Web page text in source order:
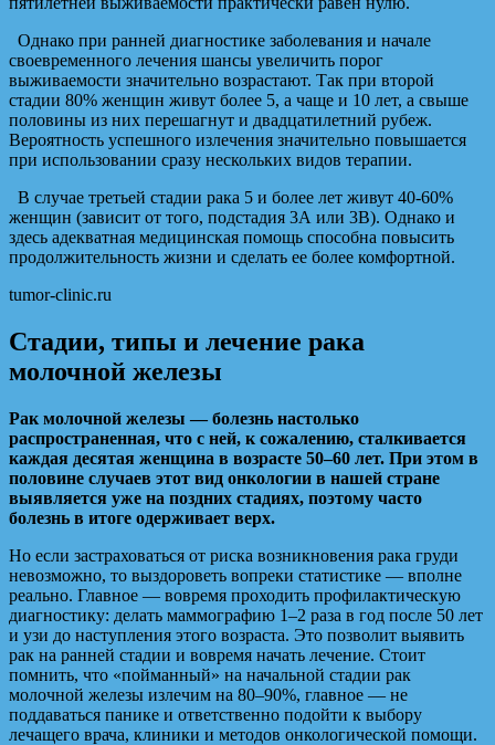
Однако при ранней диагностике заболевания и начале
своевременного лечения шансы увеличить порог
выживаемости значительно возрастают. Так при второй
стадии 80% женщин живут более 5, а чаще и 10 лет, а свыше
половины из них перешагнут и двадцатилетний рубеж.
Вероятность успешного излечения значительно повышается
при использовании сразу нескольких видов терапии.
В случае третьей стадии рака 5 и более лет живут 40-60%
женщин (зависит от того, подстадия 3А или 3В). Однако и
здесь адекватная медицинская помощь способна повысить
продолжительность жизни и сделать ее более комфортной.
tumor-clinic.ru
Стадии, типы и лечение рака
молочной железы
Рак молочной железы — болезнь настолько
распространенная, что с ней, к сожалению, сталкивается
каждая десятая женщина в возрасте 50–60 лет. При этом в
половине случаев этот вид онкологии в нашей стране
выявляется уже на поздних стадиях, поэтому часто
болезнь в итоге одерживает верх.
Но если застраховаться от риска возникновения рака груди
невозможно, то выздороветь вопреки статистике — вполне
реально. Главное — вовремя проходить профилактическую
диагностику: делать маммографию 1–2 раза в год после 50 лет
и узи до наступления этого возраста. Это позволит выявить
рак на ранней стадии и вовремя начать лечение. Стоит
помнить, что «пойманный» на начальной стадии рак
молочной железы излечим на 80–90%, главное — не
поддаваться панике и ответственно подойти к выбору
лечащего врача, клиники и методов онкологической помощи.